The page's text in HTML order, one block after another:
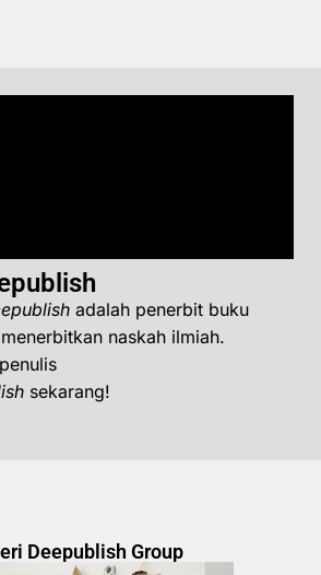
adalah penerbit buku
naskah ilmiah.
sekarang!
Deepublish Group